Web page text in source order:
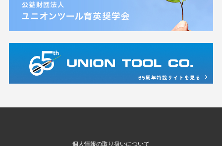
個人情報の取り扱いについて